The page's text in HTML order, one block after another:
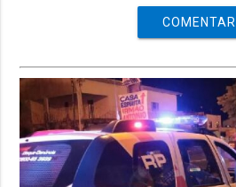
COMENTAR